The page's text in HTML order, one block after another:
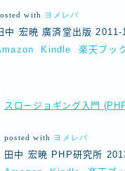
with ヨメレバ
中 宏暁 廣済堂出版 2011-
Kindle 楽天ブッ
スロージョギング入門
posted with ヨメレバ
田中 宏暁 PHP研究所